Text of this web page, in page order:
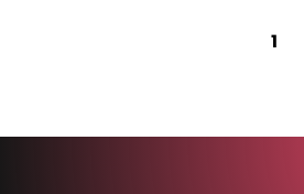
1